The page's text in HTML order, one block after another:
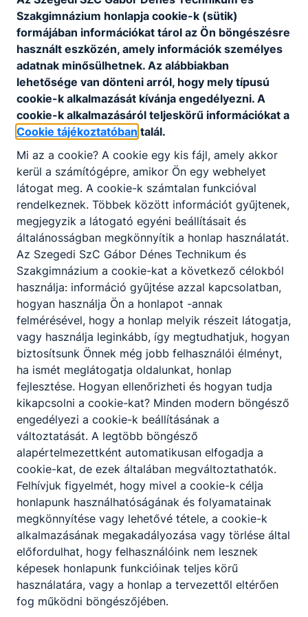
Eljárásrend bántalmazás eseteinek
kivizsgálására.pdf
Letöltés
Partnereink
Szakgimnázium honlapja cookie-k (sütik)
formájában információkat tárol az Ön böngészésre
használt eszközén, amely információk személyes
adatnak minősülhetnek. Az alábbiakban
lehetősége van dönteni arról, hogy mely típusú
cookie-k alkalmazását kívánja engedélyezni. A
cookie-k alkalmazásáról teljeskörű információkat a
Cookie tájékoztatóban talál.
Mi az a cookie? A cookie egy kis fájl, amely akkor
kerül a számítógépre, amikor Ön egy webhelyet
látogat meg. A cookie-k számtalan funkcióval
rendelkeznek. Többek között információt gyűjtenek,
megjegyzik a látogató egyéni beállításait és
általánosságban megkönnyítik a honlap használatát.
Az Szegedi SzC Gábor Dénes Technikum és
Szakgimnázium a cookie-kat a következő célokból
használja: információ gyűjtése azzal kapcsolatban,
hogyan használja Ön a honlapot -annak
felmérésével, hogy a honlap melyik részeit látogatja,
vagy használja leginkább, így megtudhatjuk, hogyan
biztosítsunk Önnek még jobb felhasználói élményt,
ha ismét meglátogatja oldalunkat, honlap
fejlesztése. Hogyan ellenőrizheti és hogyan tudja
kikapcsolni a cookie-kat? Minden modern böngésző
engedélyezi a cookie-k beállításának a
változtatását. A legtöbb böngésző
alapértelmezettként automatikusan elfogadja a
cookie-kat, de ezek általában megváltoztathatók.
Felhívjuk figyelmét, hogy mivel a cookie-k célja
honlapunk használhatóságának és folyamatainak
megkönnyítése vagy lehetővé tétele, a cookie-k
alkalmazásának megakadályozása vagy törlése által
előfordulhat, hogy felhasználóink nem lesznek
képesek honlapunk funkcióinak teljes körű
használatára, vagy a honlap a tervezettől eltérően
fog működni böngészőjében.